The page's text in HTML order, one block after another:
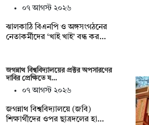
০৭ আগস্ট ২০২৬
ঝালকাঠি বিএনপি ও অঙ্গসংগঠনের
নেতাকর্মীদের ‘খাই খাই’ বন্ধ কর…
জগন্নাথ বিশ্ববিদ্যালয়ের প্রক্টর অপসারণের
দাবির প্রেক্ষিতে য…
০৭ আগস্ট ২০২৬
জগন্নাথ বিশ্ববিদ্যালয়ে (জবি)
শিক্ষার্থীদের ওপর ছাত্রদলের হা…